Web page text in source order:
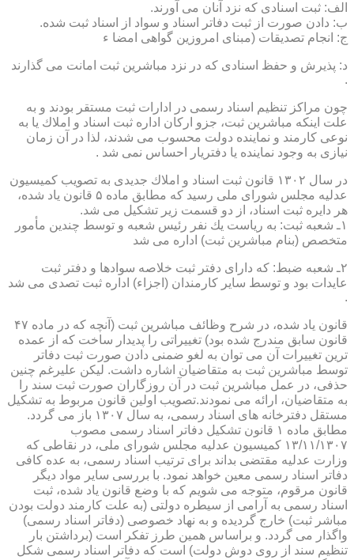
الف: ثبت اسنادی كه نزد آنان می آورند.
ب: دادن صورت از ثبت دفاتر اسناد و سواد از اسناد ثبت شده.
ج: انجام تصدیقات (مبنای امروزین گواهی امضا ء
د: پذیرش و حفظ اسنادی كه در نزد مباشرین ثبت امانت می گذارند
.
چون مراكز تنظیم اسناد رسمی در ادارات ثبت مستقر بودند و به
علت اینكه مباشرین ثبت، جزو اركان اداره ثبت اسناد و املاك یا به
نوعی كارمند و نماینده دولت محسوب می شدند، لذا در آن زمان
نیازی به وجود نماینده یا دفتریار احساس نمی شد .
در سال ۱۳۰۲ قانون ثبت اسناد و املاك جدیدی به تصویب كمیسیون
عدلیه مجلس شورای ملی رسید كه مطابق ماده ۵ قانون یاد شده،
هر دایره ثبت اسناد، از دو قسمت زیر تشكیل می شد.
۱ـ شعبه ثبت: به ریاست یك نفر رئیس شعبه و توسط چندین مأمور
متخصص (بنام مباشرین ثبت) اداره می شد
۲ـ شعبه ضبط: كه دارای دفتر ثبت خلاصه سوادها و دفتر ثبت
عایدات بود و توسط سایر كارمندان (اجزاء) اداره ثبت تصدی می شد
.
قانون یاد شده، در شرح وظائف مباشرین ثبت (آنچه كه در ماده ۴۷
قانون سابق مندرج شده بود) تغییراتی را پدیدار ساخت كه از عمده
ترین تغییرات آن می توان به لغو ضمنی دادن صورت ثبت دفاتر
توسط مباشرین ثبت به متقاضیان اشاره داشت. لیكن علیرغم چنین
حذفی، در عمل مباشرین ثبت در آن روزگاران صورت ثبت سند را
به متقاضیان، ارائه می نمودند.تصویب اولین قانون مربوط به تشكیل
مستقل دفترخانه های اسناد رسمی، به سال ۱۳۰۷ باز می گردد.
مطابق ماده ۱ قانون تشكیل دفاتر اسناد رسمی مصوب
۱۳/۱۱/۱۳۰۷ كمیسیون عدلیه مجلس شورای ملی، در نقاطی كه
وزارت عدلیه مقتضی بداند برای ترتیب اسناد رسمی، به عده كافی
دفاتر اسناد رسمی معین خواهد نمود. با بررسی سایر مواد دیگر
قانون مرقوم، متوجه می شویم كه با وضع قانون یاد شده، ثبت
اسناد رسمی به آرامی از سیطره دولتی (به علت كارمند دولت بودن
مباشر ثبت) خارج گردیده و به نهاد خصوصی (دفاتر اسناد رسمی)
واگذار می گردد. و براساس همین طرز تفكر است (برداشتن بار
تنظیم سند از روی دوش دولت) است كه دفاتر اسناد رسمی شكل